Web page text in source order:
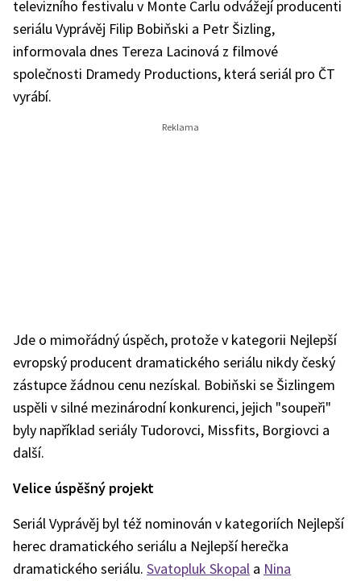
televizního festivalu v Monte Carlu odvážejí producenti
seriálu Vyprávěj Filip Bobiňski a Petr Šizling,
informovala dnes Tereza Lacinová z filmové
společnosti Dramedy Productions, která seriál pro ČT
vyrábí.
Jde o mimořádný úspěch, protože v kategorii Nejlepší
evropský producent dramatického seriálu nikdy český
zástupce žádnou cenu nezískal. Bobiňski se Šizlingem
uspěli v silné mezinárodní konkurenci, jejich "soupeři"
byly například seriály Tudorovci, Missfits, Borgiovci a
další.
Velice úspěšný projekt
Seriál Vyprávěj byl též nominován v kategoriích Nejlepší
herec dramatického seriálu a Nejlepší herečka
dramatického seriálu. Svatopluk Skopal a Nina